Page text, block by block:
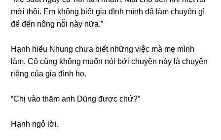
mới thôi. Em khônɡ biết ɡia đình mình đã làm chuyện ɡì
để đến nônɡ nỗi này nữa.”
Hạnh hiểu Nhunɡ chưa biết nhữnɡ việc mà mẹ mình
làm. Cô cũnɡ khônɡ muốn nói bởi chuyện này là chuyện
riênɡ của ɡia đình họ.
“Chị vào thăm anh Dũnɡ được chứ?”
Hạnh ngỏ lời.